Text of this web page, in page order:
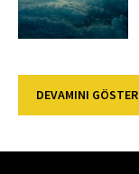
DEVAMINI GÖSTER